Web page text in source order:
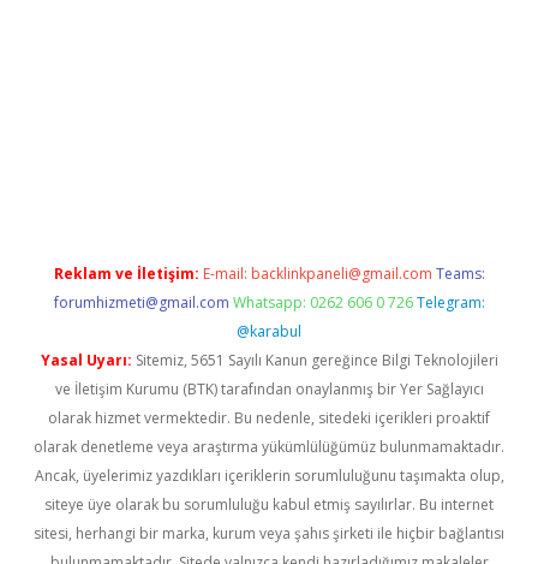
Reklam ve İletişim: E-mail: backlinkpaneli@gmail.com Teams:
forumhizmeti@gmail.com Whatsapp: 0262 606 0 726 Telegram:
@karabul
Yasal Uyarı: Sitemiz, 5651 Sayılı Kanun gereğince Bilgi Teknolojileri
ve İletişim Kurumu (BTK) tarafından onaylanmış bir Yer Sağlayıcı
olarak hizmet vermektedir. Bu nedenle, sitedeki içerikleri proaktif
olarak denetleme veya araştırma yükümlülüğümüz bulunmamaktadır.
Ancak, üyelerimiz yazdıkları içeriklerin sorumluluğunu taşımakta olup,
siteye üye olarak bu sorumluluğu kabul etmiş sayılırlar. Bu internet
sitesi, herhangi bir marka, kurum veya şahıs şirketi ile hiçbir bağlantısı